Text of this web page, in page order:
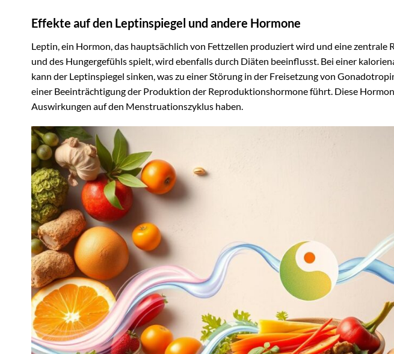
Effekte auf den Leptinspiegel und andere Hormone
Leptin, ein Hormon, das hauptsächlich von Fettzellen produziert wird und eine zentrale
und des Hungergefühls spielt, wird ebenfalls durch Diäten beeinflusst. Bei einer
kann der Leptinspiegel sinken, was zu einer Störung in der Freisetzung von
einer Beeinträchtigung der Produktion der Reproduktionshormone führt. Diese
Auswirkungen auf den Menstruationszyklus haben.